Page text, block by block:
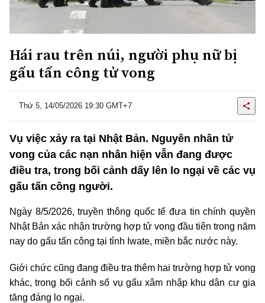
Hái rau trên núi, người phụ nữ bị
gấu tấn công tử vong
Thứ 5, 14/05/2026 19:30 GMT+7
Vụ việc xảy ra tại Nhật Bản. Nguyên nhân tử
vong của các nạn nhân hiện vẫn đang được
điều tra, trong bối cảnh dấy lên lo ngại về các vụ
gấu tấn công người.
Ngày 8/5/2026, truyền thông quốc tế đưa tin chính quyền
Nhật Bản xác nhận trường hợp tử vong đầu tiên trong năm
nay do gấu tấn công tại tỉnh Iwate, miền bắc nước này.
Giới chức cũng đang điều tra thêm hai trường hợp tử vong
khác, trong bối cảnh số vụ gấu xâm nhập khu dân cư gia
tăng đáng lo ngại.